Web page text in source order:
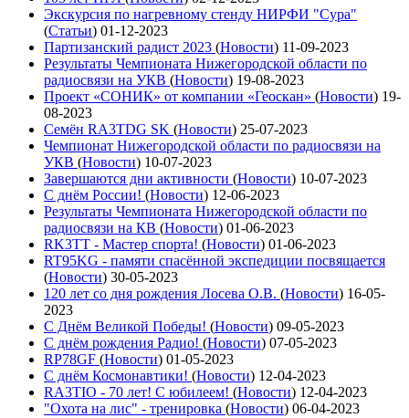
Экскурсия по нагревному стенду НИРФИ "Сура"
(Статьи) 01-12-2023
Партизанский радист 2023 (Новости) 11-09-2023
Результаты Чемпионата Нижегородской области по
радиосвязи на УКВ (Новости) 19-08-2023
Проект «СОНИК» от компании «Геоскан» (Новости) 19-
08-2023
Семён RA3TDG SK (Новости) 25-07-2023
Чемпионат Нижегородской области по радиосвязи на
УКВ (Новости) 10-07-2023
Завершаются дни активности (Новости) 10-07-2023
С днём России! (Новости) 12-06-2023
Результаты Чемпионата Нижегородской области по
радиосвязи на КВ (Новости) 01-06-2023
RK3TT - Мастер спорта! (Новости) 01-06-2023
RT95KG - памяти спасённой экспедиции посвящается
(Новости) 30-05-2023
120 лет со дня рождения Лосева О.В. (Новости) 16-05-
2023
С Днём Великой Победы! (Новости) 09-05-2023
С днём рождения Радио! (Новости) 07-05-2023
RP78GF (Новости) 01-05-2023
С днём Космонавтики! (Новости) 12-04-2023
RA3TIO - 70 лет! С юбилеем! (Новости) 12-04-2023
"Охота на лис" - тренировка (Новости) 06-04-2023